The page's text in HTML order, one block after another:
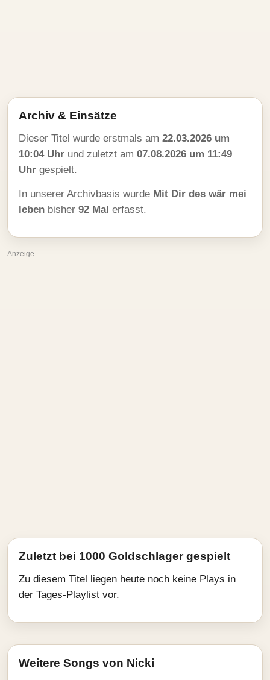
Archiv & Einsätze
Dieser Titel wurde erstmals am 22.03.2026 um
10:04 Uhr und zuletzt am 07.08.2026 um 11:49
Uhr gespielt.
In unserer Archivbasis wurde Mit Dir des wär mei
leben bisher 92 Mal erfasst.
Anzeige
Zuletzt bei 1000 Goldschlager gespielt
Zu diesem Titel liegen heute noch keine Plays in
der Tages-Playlist vor.
Weitere Songs von Nicki